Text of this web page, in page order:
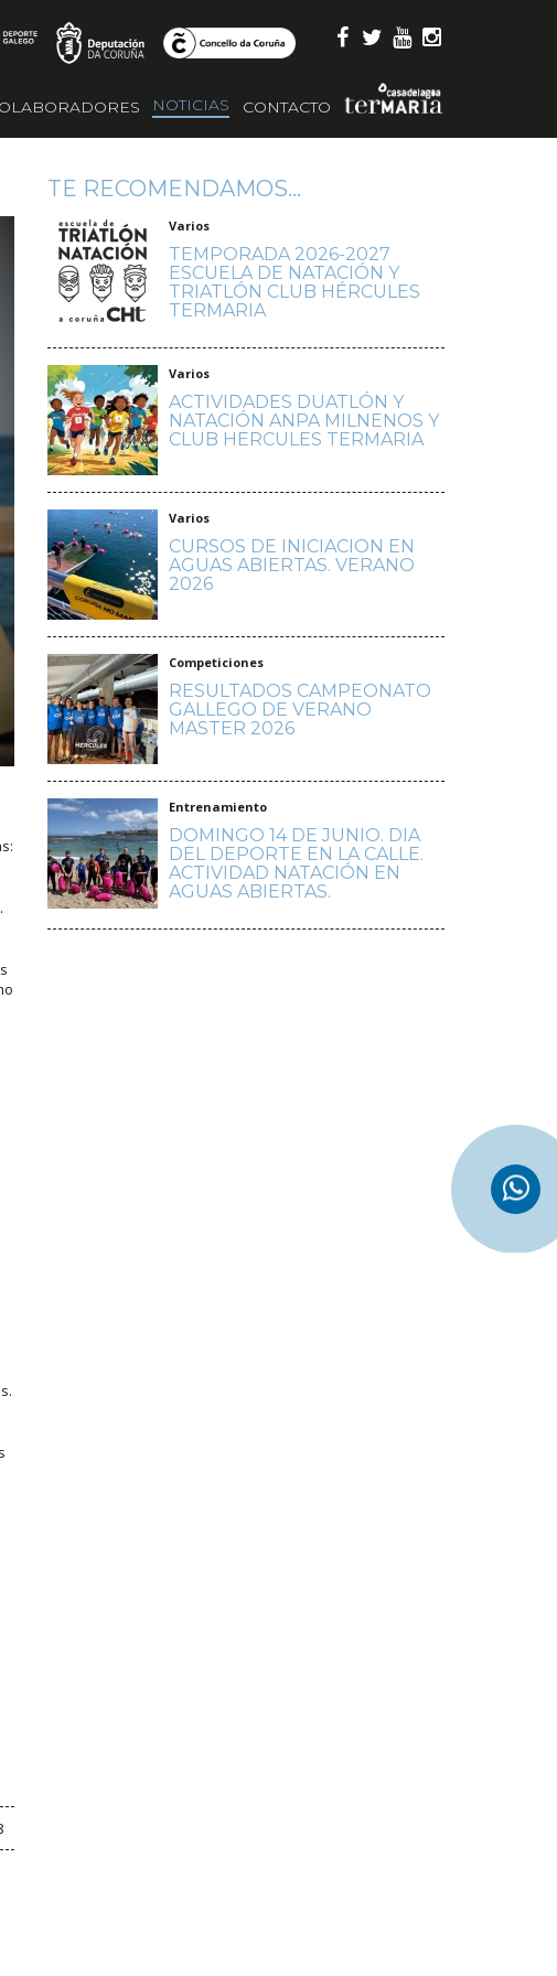
NOTICIAS CONTACTO
TE RECOMENDAMOS...
Varios
TEMPORADA 2026-2027
ESCUELA DE NATACIÓN Y
TRIATLÓN CLUB HÉRCULES
TERMARIA
Varios
ACTIVIDADES DUATLÓN Y
NATACIÓN ANPA MILNENOS Y
CLUB HERCULES TERMARIA
Varios
CURSOS DE INICIACION EN
AGUAS ABIERTAS. VERANO
2026
Competiciones
RESULTADOS CAMPEONATO
GALLEGO DE VERANO
MASTER 2026
Entrenamiento
DOMINGO 14 DE JUNIO. DIA
DEL DEPORTE EN LA CALLE.
ACTIVIDAD NATACIÓN EN
AGUAS ABIERTAS.